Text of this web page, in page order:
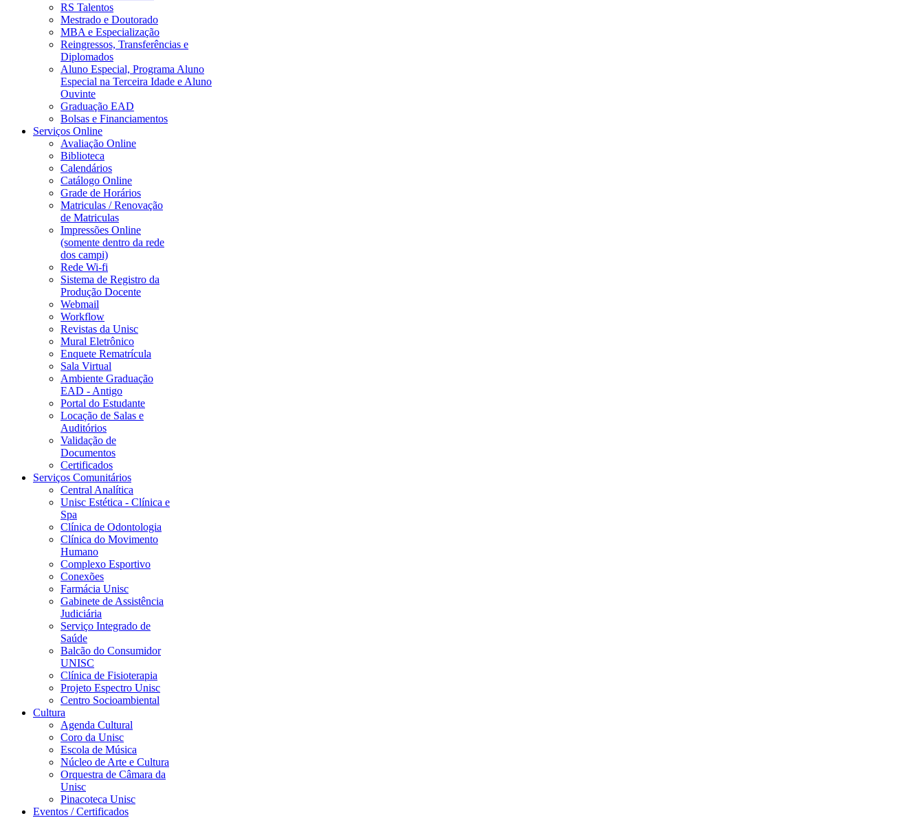
RS Talentos
Mestrado e Doutorado
MBA e Especialização
Reingressos, Transferências e
Diplomados
Aluno Especial, Programa Aluno
Especial na Terceira Idade e Aluno
Ouvinte
Graduação EAD
Bolsas e Financiamentos
Serviços Online
Avaliação Online
Biblioteca
Calendários
Catálogo Online
Grade de Horários
Matriculas / Renovação
de Matriculas
Impressões Online
(somente dentro da rede
dos campi)
Rede Wi-fi
Sistema de Registro da
Produção Docente
Webmail
Workflow
Revistas da Unisc
Mural Eletrônico
Enquete Rematrícula
Sala Virtual
Ambiente Graduação
EAD - Antigo
Portal do Estudante
Locação de Salas e
Auditórios
Validação de
Documentos
Certificados
Serviços Comunitários
Central Analítica
Unisc Estética - Clínica e
Spa
Clínica de Odontologia
Clínica do Movimento
Humano
Complexo Esportivo
Conexões
Farmácia Unisc
Gabinete de Assistência
Judiciária
Serviço Integrado de
Saúde
Balcão do Consumidor
UNISC
Clínica de Fisioterapia
Projeto Espectro Unisc
Centro Socioambiental
Cultura
Agenda Cultural
Coro da Unisc
Escola de Música
Núcleo de Arte e Cultura
Orquestra de Câmara da
Unisc
Pinacoteca Unisc
Eventos / Certificados